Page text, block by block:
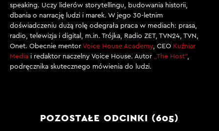
speaking. Uczy liderów storytellingu, budowania historii,
dbania o narrację ludzi i marek. W jego 30-letnim
doświadczeniu dużą rolę odegrała praca w mediach: prasa,
radio, telewizja i digital, m.in. Trójka, Radio ZET, TVN24, TVN,
Onet. Obecnie mentor Voice House Academy, CEO Kuźniar
Media i redaktor naczelny Voice House. Autor „The Host”,
podręcznika skutecznego mówienia do ludzi.
POZOSTAŁE ODCINKI (605)